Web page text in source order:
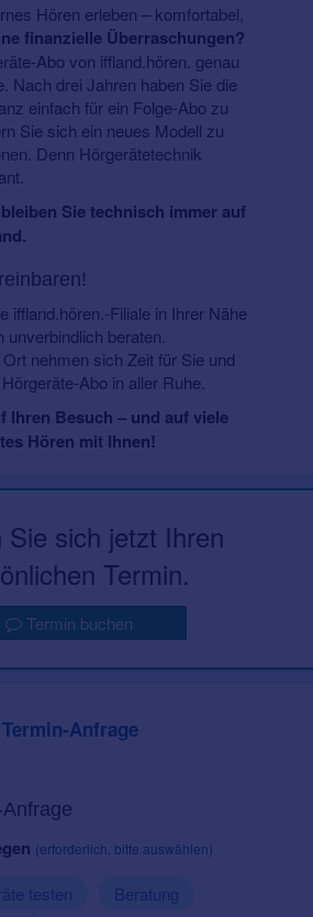
Hören erleben – komfortabel,
finanzielle Überraschungen?
Abo von iffland.hören. genau
Nach drei Jahren haben Sie die
einfach für ein Folge-Abo zu
Sie sich ein neues Modell zu
Denn Hörgerätetechnik
Sie technisch immer auf
iffland.hören.-Filiale in Ihrer Nähe
beraten.
nehmen sich Zeit für Sie und
Abo in aller Ruhe.
Ihren Besuch – und auf viele
Hören mit Ihnen!
Sie sich jetzt Ihren
Termin.
Termin buchen
Anfrage
(erforderlich, bitte auswählen)
testen
Beratung